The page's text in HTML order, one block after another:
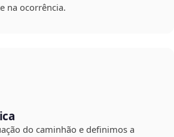
na ocorrência.
do caminhão e definimos a